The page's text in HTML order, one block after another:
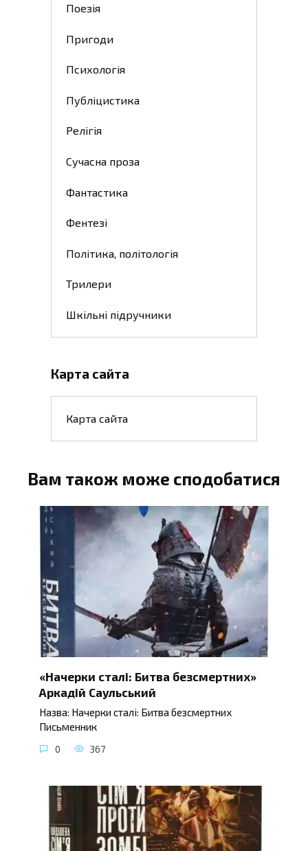
Поезія
Пригоди
Психологія
Публіцистика
Релігія
Сучасна проза
Фантастика
Фентезі
Політика, політологія
Трилери
Шкільні підручники
Карта сайта
Карта сайта
Вам також може сподобатися
«Начерки сталі: Битва безсмертних»
Аркадій Саульський
Назва: Начерки сталі: Битва безсмертних
Письменник
0 367